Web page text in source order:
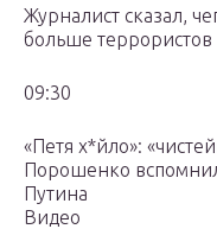
Журналист сказал,
больше террористов
09:30
«Петя х*йло»:
Порошенко
Путина
Видео